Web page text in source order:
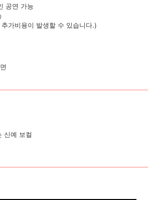
공연 가능
가비용이 발생할 수 있습니다.)
신예 보컬